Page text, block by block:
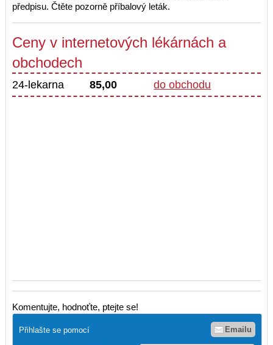
předpisu. Čtěte pozorně příbalový leták.
Ceny v internetových lékárnách a
obchodech
24-lekarna 85,00 do obchodu
Komentujte, hodnoťte, ptejte se!
Přihlašte se pomocí Emailu